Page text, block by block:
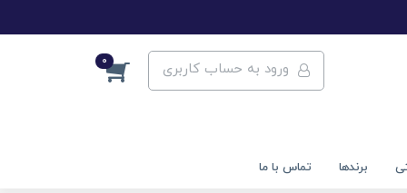
ورود به حساب کاربری 0
برندها تماس با ما